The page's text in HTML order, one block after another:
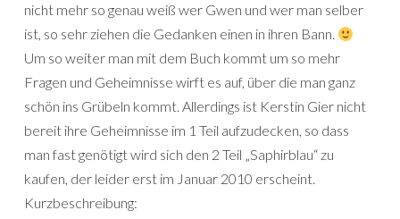
nicht mehr so genau weiß wer Gwen und wer man selber
ist, so sehr ziehen die Gedanken einen in ihren Bann.
Um so weiter man mit dem Buch kommt um so mehr
Fragen und Geheimnisse wirft es auf, über die man ganz
schön ins Grübeln kommt. Allerdings ist Kerstin Gier nicht
bereit ihre Geheimnisse im 1 Teil aufzudecken, so dass
man fast genötigt wird sich den 2 Teil „Saphirblau“ zu
kaufen, der leider erst im Januar 2010 erscheint.
Kurzbeschreibung: